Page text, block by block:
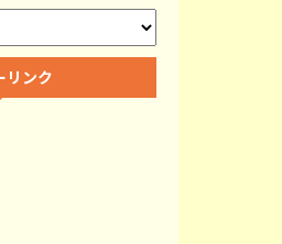
リンク